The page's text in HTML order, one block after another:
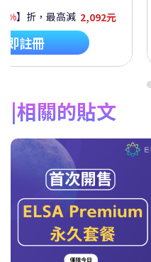
】折，最高減 2,092元
即註冊
相關的貼文